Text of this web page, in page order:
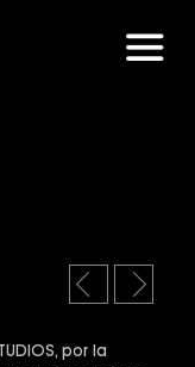
por la
l
e
t
i